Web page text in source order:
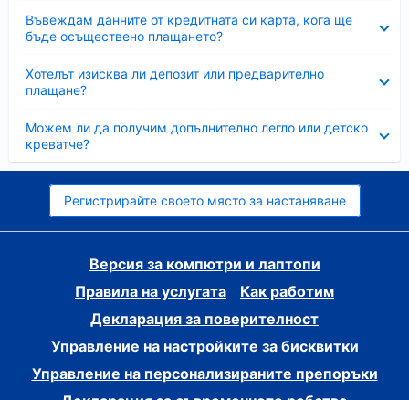
Въвеждам данните от кредитната си карта, кога ще
бъде осъществено плащането?
Хотелът изисква ли депозит или предварително
плащане?
Можем ли да получим допълнително легло или детско
креватче?
Регистрирайте своето място за настаняване
Версия за компютри и лаптопи
Правила на услугата
Как работим
Декларация за поверителност
Управление на настройките за бисквитки
Управление на персонализираните препоръки